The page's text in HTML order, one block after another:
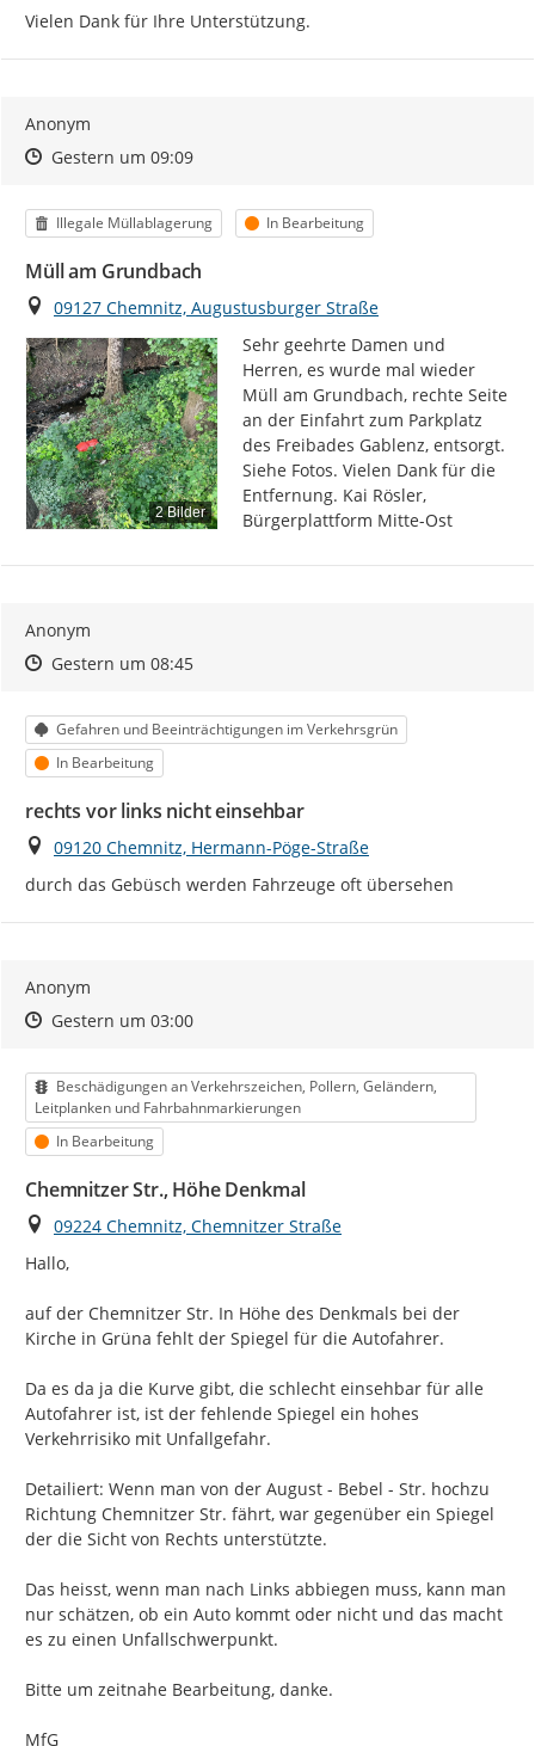
Vielen Dank für Ihre Unterstützung.
Anonym
Zeitpunkt des Erstellens
Zeitpunkt des Erstellens
Gestern um 09:09Zur Äußerung
Kategorie
Illegale Müllablagerung Status
In Bearbeitung
Müll am Grundbach
Ort
09127 Chemnitz, Augustusburger Straße
2 Bilder
Sehr geehrte Damen und
Herren, es wurde mal wieder
Müll am Grundbach, rechte Seite
an der Einfahrt zum Parkplatz
des Freibades Gablenz, entsorgt.
Siehe Fotos. Vielen Dank für die
Entfernung. Kai Rösler,
Bürgerplattform Mitte-Ost
Anonym
Zeitpunkt des Erstellens
Zeitpunkt des Erstellens
Gestern um 08:45Zur Äußerung
Kategorie
Gefahren und Beeinträchtigungen im Verkehrsgrün
Status
In Bearbeitung
rechts vor links nicht einsehbar
Ort
09120 Chemnitz, Hermann-Pöge-Straße
durch das Gebüsch werden Fahrzeuge oft übersehen
Anonym
Zeitpunkt des Erstellens
Zeitpunkt des Erstellens
Gestern um 03:00Zur Äußerung
Kategorie
Beschädigungen an Verkehrszeichen, Pollern, Geländern,
Leitplanken und Fahrbahnmarkierungen
Status
In Bearbeitung
Chemnitzer Str., Höhe Denkmal
Ort
09224 Chemnitz, Chemnitzer Straße
Hallo,
auf der Chemnitzer Str. In Höhe des Denkmals bei der
Kirche in Grüna fehlt der Spiegel für die Autofahrer.
Da es da ja die Kurve gibt, die schlecht einsehbar für alle
Autofahrer ist, ist der fehlende Spiegel ein hohes
Verkehrrisiko mit Unfallgefahr.
Detailiert: Wenn man von der August - Bebel - Str. hochzu
Richtung Chemnitzer Str. fährt, war gegenüber ein Spiegel
der die Sicht von Rechts unterstützte.
Das heisst, wenn man nach Links abbiegen muss, kann man
nur schätzen, ob ein Auto kommt oder nicht und das macht
es zu einen Unfallschwerpunkt.
Bitte um zeitnahe Bearbeitung, danke.
MfG